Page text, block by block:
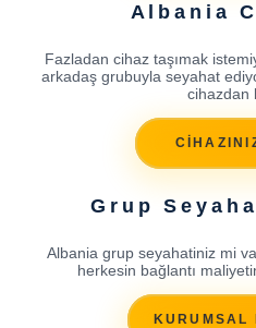
Albania
Fazladan cihaz taşımak
arkadaş grubuyla seyahat
cihazdan
Grup
Albania grup seyahatiniz mi
herkesin bağlantı
KURUMSAL